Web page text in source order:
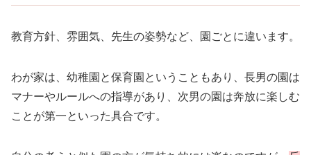
教育方針、雰囲気、先生の姿勢など、園ごとに違います。
わが家は、幼稚園と保育園ということもあり、長男の園は
マナーやルールへの指導があり、次男の園は奔放に楽しむ
ことが第一といった具合です。